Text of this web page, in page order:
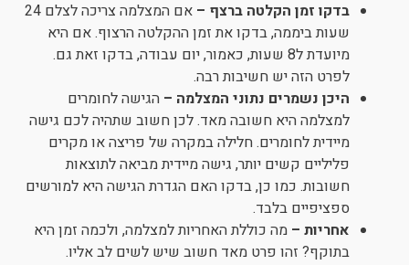
בדקו זמן הקלטה ברצף –
אם המצלמה צריכה לצלם 24
שעות ביממה, בדקו את זמן ההקלטה הרצוף. אם היא
מיועדת ל8 שעות, כאמור, יום עבודה, בדקו זאת גם.
לפרט הזה יש חשיבות רבה.
היכן נשמרים נתוני המצלמה – הגישה לחומרים
למצלמה היא חשובה מאד. לכן חשוב שתהיה לכם גישה
מיידית לחומרים. חלילה במקרה של פריצה או מקרים
פליליים קשים יותר, גישה מיידית מביאה לתוצאות
חשובות. כמו כן, בדקו האם הגדרת הגישה היא למורשים
ספציפיים בלבד.
אחריות – מה כוללת האחריות למצלמה, ולכמה זמן היא
בתוקף? זהו פרט מאד חשוב שיש לשים לב אליו.